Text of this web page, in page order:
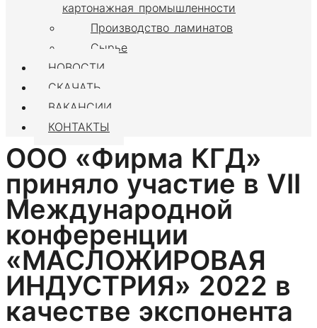
картонажная промышленности
Производство ламинатов
Сырье
НОВОСТИ
СКАЧАТЬ
ВАКАНСИИ
КОНТАКТЫ
ООО «Фирма КГД»
приняло участие в VII
Международной
конференции
«МАСЛОЖИРОВАЯ
ИНДУСТРИЯ» 2022 в
качестве экспонента